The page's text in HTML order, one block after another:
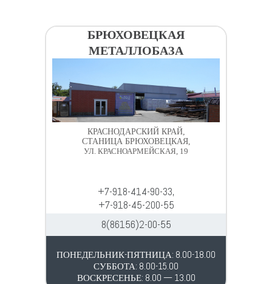
БРЮХОВЕЦКАЯ
МЕТАЛЛОБАЗА
КРАСНОДАРСКИЙ КРАЙ,
СТАНИЦА БРЮХОВЕЦКАЯ,
УЛ. КРАСНОАРМЕЙСКАЯ, 19
+7-918-414-90-33,
+7-918-45-200-55
8(86156)2-00-55
ПОНЕДЕЛЬНИК-ПЯТНИЦА: 8.00-18.00
СУББОТА: 8.00-15.00
ВОСКРЕСЕНЬЕ: 8.00 — 13.00